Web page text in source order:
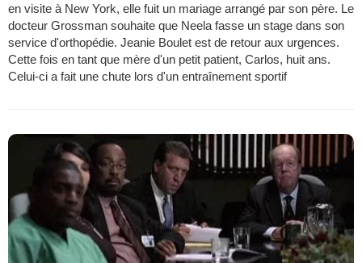
en visite à New York, elle fuit un mariage arrangé par son père. Le
docteur Grossman souhaite que Neela fasse un stage dans son
service d'orthopédie. Jeanie Boulet est de retour aux urgences.
Cette fois en tant que mère d'un petit patient, Carlos, huit ans.
Celui-ci a fait une chute lors d'un entraînement sportif